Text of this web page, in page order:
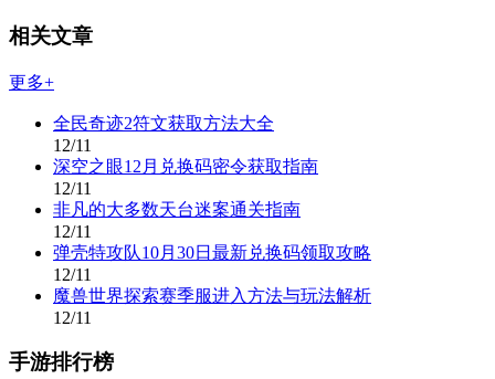
相关文章
更多+
全民奇迹2符文获取方法大全
12/11
深空之眼12月兑换码密令获取指南
12/11
非凡的大多数天台迷案通关指南
12/11
弹壳特攻队10月30日最新兑换码领取攻略
12/11
魔兽世界探索赛季服进入方法与玩法解析
12/11
手游排行榜